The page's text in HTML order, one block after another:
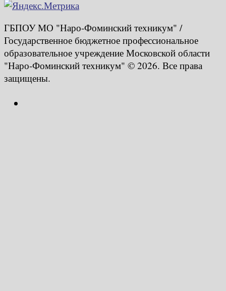
ГБПОУ МО "Наро-Фоминский техникум" /
Государственное бюджетное профессиональное
образовательное учреждение Московской области
"Наро-Фоминский техникум" © 2026. Все права
защищены.